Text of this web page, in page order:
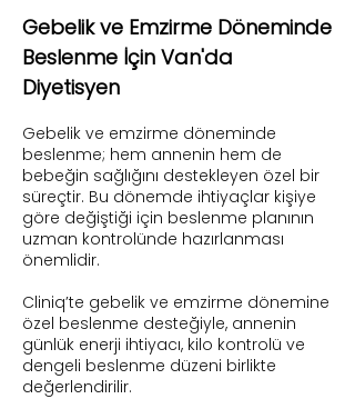
Gebelik ve Emzirme Döneminde
Beslenme İçin Van'da
Diyetisyen
Gebelik ve emzirme döneminde
beslenme; hem annenin hem de
bebeğin sağlığını destekleyen özel bir
süreçtir. Bu dönemde ihtiyaçlar kişiye
göre değiştiği için beslenme planının
uzman kontrolünde hazırlanması
önemlidir.
Cliniq’te gebelik ve emzirme dönemine
özel beslenme desteğiyle, annenin
günlük enerji ihtiyacı, kilo kontrolü ve
dengeli beslenme düzeni birlikte
değerlendirilir.